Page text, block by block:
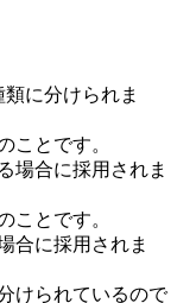
に分けられま
ことです。
場合に採用されま
ことです。
合に採用されま
けられているので